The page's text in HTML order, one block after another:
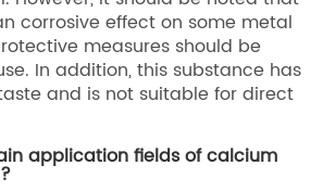
corrosive effect on some metal
measures should be
In addition, this substance has
and is not suitable for direct
application fields of calcium